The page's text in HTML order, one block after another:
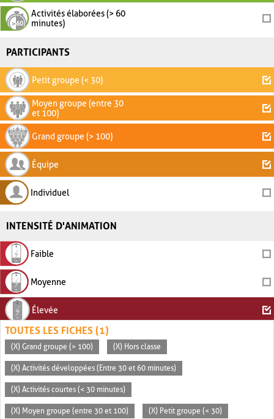
Activités élaborées (> 60
minutes)
PARTICIPANTS
Petit groupe (< 30)
Moyen groupe (entre 30
et 100)
Grand groupe (> 100)
Équipe
Individuel
INTENSITÉ D'ANIMATION
Faible
Moyenne
Élevée
TOUTES LES FICHES (1)
(X) Grand groupe (> 100) (X) Hors classe
(X) Activités développées (Entre 30 et 60 minutes)
(X) Activités courtes (< 30 minutes)
(X) Moyen groupe (entre 30 et 100) (X) Petit groupe (< 30)